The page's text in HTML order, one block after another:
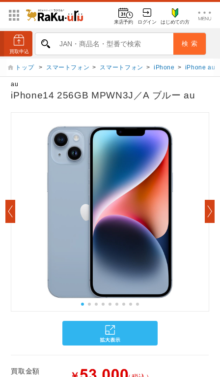
来店予約 ログイン はじめての方
トップ > スマートフォン > スマートフォン > iPhone > iPhone au
au
iPhone14 256GB MPWN3J／A ブルー au
買取金額